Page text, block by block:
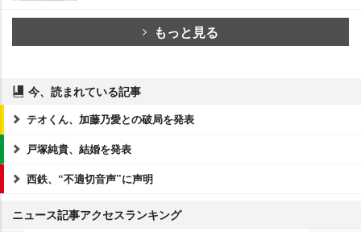
もっと見る
今、読まれている記事
テオくん、加藤乃愛との破局を発表
戸塚純貴、結婚を発表
西鉄、“不適切音声”に声明
ニュース記事アクセスランキング